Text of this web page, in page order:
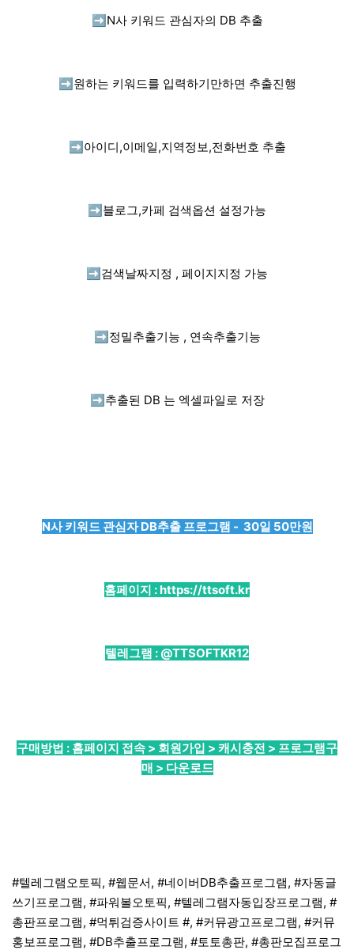
➡️ N사 키워드 관심자의 DB 추출
➡️ 원하는 키워드를 입력하기만하면 추출진행
➡️ 아이디,이메일,지역정보,전화번호 추출
➡️ 블로그,카페 검색옵션 설정가능
➡️ 검색날짜지정 , 페이지지정 가능
➡️ 정밀추출기능 , 연속추출기능
➡️ 추출된 DB 는 엑셀파일로 저장
N사 키워드 관심자 DB추출 프로그램 - 30일 50만원
홈페이지 :https://ttsoft.kr
텔레그램 : @TTSOFTKR12
구매방법 : 홈페이지 접속 > 회원가입 > 캐시충전 > 프로그램구
매 > 다운로드
#텔레그램오토픽, #웹문서, #네이버DB추출프로그램, #자동글
쓰기프로그램, #파워볼오토픽, #텔레그램자동입장프로그램, #
총판프로그램, #먹튀검증사이트 #, #커뮤광고프로그램, #커뮤
홍보프로그램, #DB추출프로그램, #토토총판, #총판모집프로그